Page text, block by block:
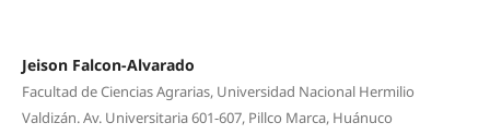
Jeison Falcon-Alvarado
Facultad de Ciencias Agrarias, Universidad Nacional Hermilio
Valdizán. Av. Universitaria 601-607, Pillco Marca, Huánuco